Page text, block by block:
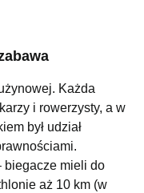
Każda
i rowerzysty, a w
był udział
biegacze mieli do
aż 10 km (w